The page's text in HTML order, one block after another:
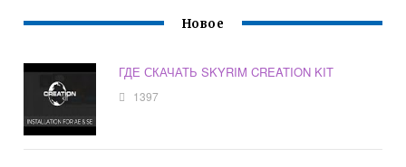
Новое
ГДЕ СКАЧАТЬ SKYRIM CREATION KIT
1397